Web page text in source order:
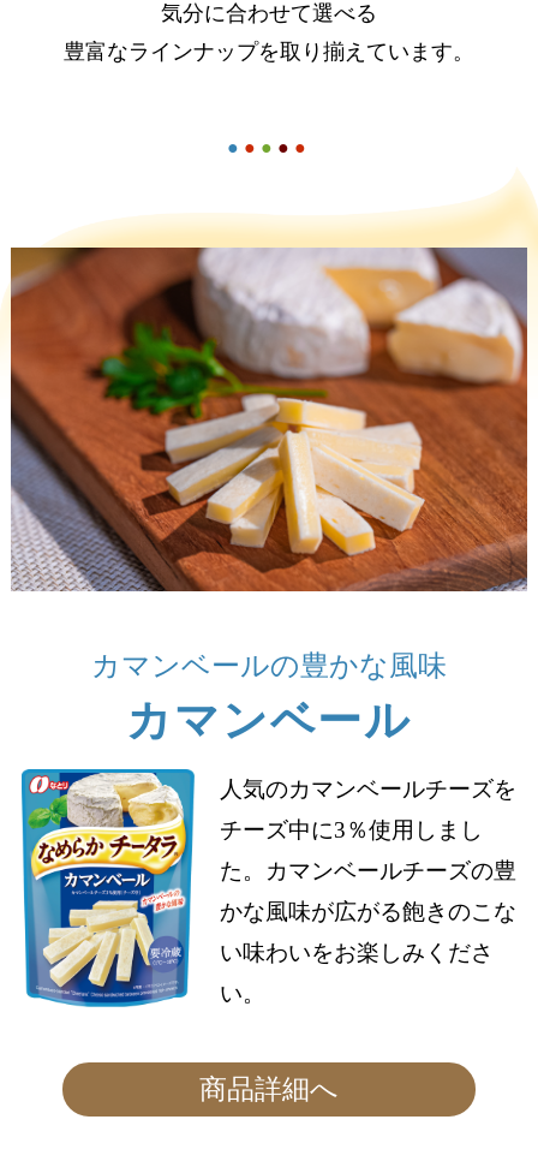
気分に合わせて選べる
豊富なラインナップを取り揃えています。
● ● ● ● ●
カマンベールの豊かな風味
カマンベール
人気のカマンベールチーズを
チーズ中に3％使用しまし
た。カマンベールチーズの豊
かな風味が広がる飽きのこな
い味わいをお楽しみくださ
い。
商品詳細へ